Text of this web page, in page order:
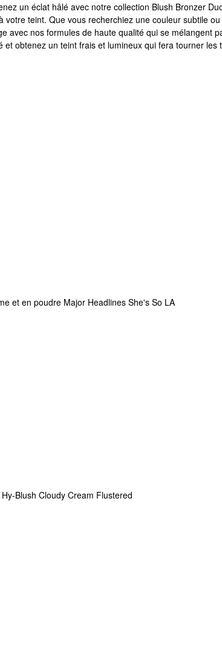
un éclat hâlé avec notre collection Blush Bronzer
teint. Que vous recherchiez une couleur subtile
avec nos formules de haute qualité qui se
obtenez un teint frais et lumineux qui fera tourner les
et en poudre Major Headlines She's So LA
Blush Cloudy Cream Flustered